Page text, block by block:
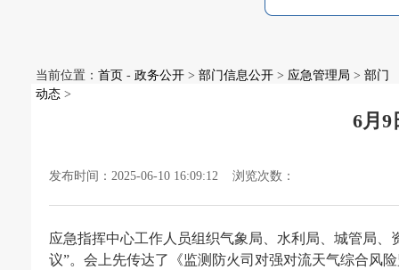
当前位置： 首页 - 政务公开 > 部门信息公开 > 应急管理局 > 部门
动态 >
6月9
发布时间：2025-06-10 16:09:12 浏览次数：
应急指挥中心工作人员组织气象局、水利局、城管局
议”。会上先传达了《监测防火司对强对流天气综合风